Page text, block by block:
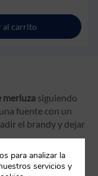
al carrito
merluza siguiendo
fuente con un
el brandy y dejar
con piel durante
para analizar la
servicios y